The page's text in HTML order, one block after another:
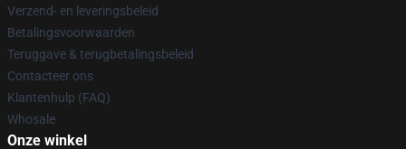
Verzend- en leveringsbeleid
Betalingsvoorwaarden
Teruggave & terugbetalingsbeleid
Contacteer ons
Klantenhulp (FAQ)
Whosale
Onze winkel